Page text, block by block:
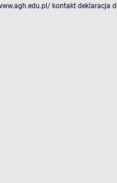
kontakt deklaracja